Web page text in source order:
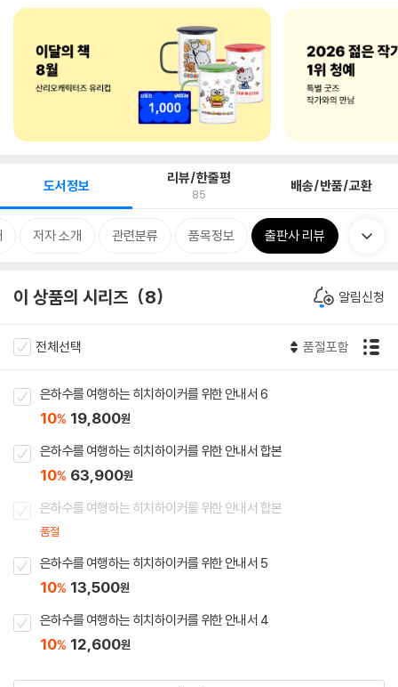
도서정보 리뷰/한줄평
85 배송/반품/교환
저자 소개 관련분류 품목정보 출판사 리뷰
이 상품의 시리즈 8 알림신청
전체선택 품절포함
은하수를 여행하는 히치하이커를 위한 안내서 6
10% 19,800원
은하수를 여행하는 히치하이커를 위한 안내서 합본
10% 63,900원
은하수를 여행하는 히치하이커를 위한 안내서 합본
품절
은하수를 여행하는 히치하이커를 위한 안내서 5
10% 13,500원
은하수를 여행하는 히치하이커를 위한 안내서 4
10% 12,600원